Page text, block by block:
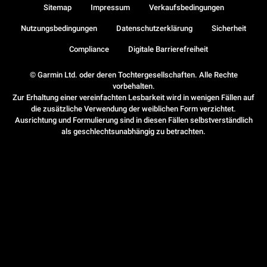
© Garmin Ltd. oder deren Tochtergesellschaften. Alle Rechte
vorbehalten.
Zur Erhaltung einer vereinfachten Lesbarkeit wird in wenigen Fällen auf
die zusätzliche Verwendung der weiblichen Form verzichtet.
Ausrichtung und Formulierung sind in diesen Fällen selbstverständlich
als geschlechtsunabhängig zu betrachten.
Sitemap Impressum Verkaufsbedingungen
Nutzungsbedingungen Datenschutzerklärung Sicherheit
Compliance Digitale Barrierefreiheit